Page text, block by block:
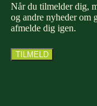
Når du tilmelder dig,
og andre nyheder om
afmelde dig igen.